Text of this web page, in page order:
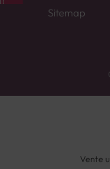
Sitemap
Vente